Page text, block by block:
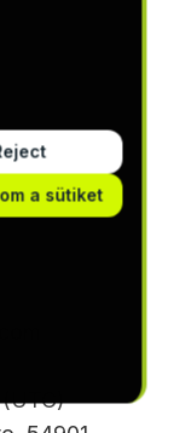
a sütiket